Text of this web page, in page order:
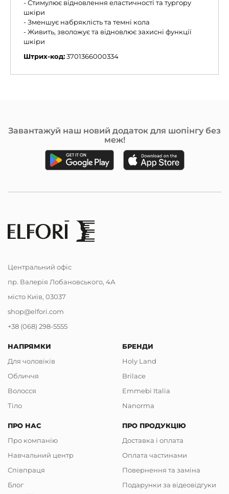
- Стимулює відновлення еластичності та тургору
шкіри
- Зменшує набряклість та темні кола
- Живить, зволожує та відновлює захисні функції
шкіри
Штрих-код:3701366000334
Завантажуй наш новий додаток для шопінгу без
меж!
Центральний офіс
пр. Валерія Лобановського, 4А
місто Київ, 03037
shop@elfori.com
+38 (068) 298-5555
НАПРЯМКИ
Для чоловіків
Обличчя
Волосся
Тіло
БРЕНДИ
Holy Land
Brilace
Emmebi Italia
Nanorma
ПРО НАС
Про компанію
Навчальний центр
Співпраця
Блог
ПРО ПРОДУКЦІЮ
Доставка і оплата
Оплата частинами
Повернення та заміна
Подарунки за відеовідгуки